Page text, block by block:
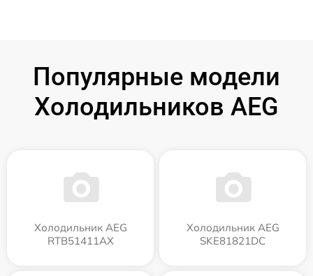
Популярные модели
Холодильников AEG
Холодильник AEG
RTB51411AX
Холодильник AEG
SKE81821DC